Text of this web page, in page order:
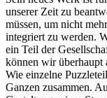
unserer Zeit zu
müssen, um nicht
integriert zu werden.
ein Teil der
können wir überhaupt
Wie einzelne
Ganzen zusammen.